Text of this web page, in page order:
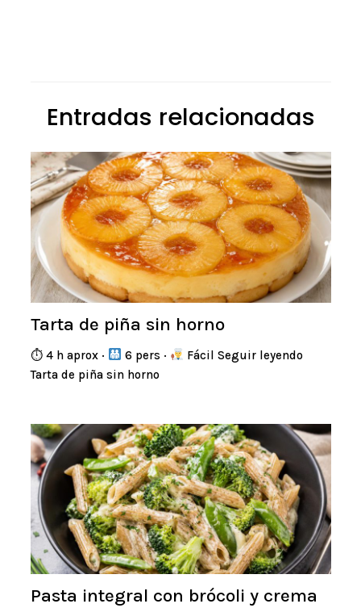
Entradas relacionadas
Tarta de piña sin horno
⏱ 4 h aprox · 6 pers ·
Fácil Seguir leyendo
Tarta de piña sin horno
Pasta integral con brócoli y crema